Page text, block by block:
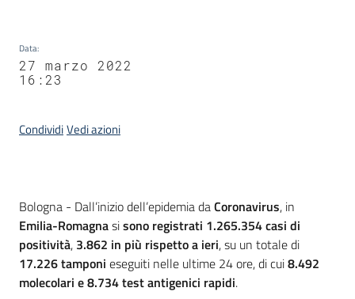
Data:
27 marzo 2022
16:23
CondividiVedi azioni
Contenuto
Bologna - Dall’inizio dell’epidemia daCoronavirus, in
Emilia-Romagnasisono registrati 1.265.354 casi di
positività, 3.862 in più rispetto a ieri, su un totale di
17.226 tamponi eseguiti nelle ultime 24 ore, di cui8.492
molecolari e 8.734 test antigenici rapidi.